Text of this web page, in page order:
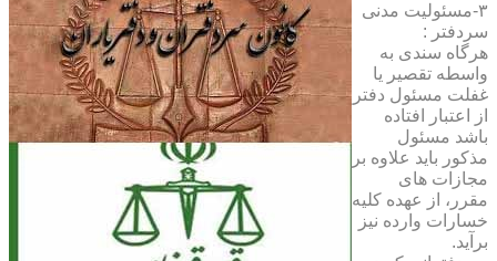
۳-مسئولیت مدنی
سردفتر :
هرگاه سندی به
واسطه تقصیر یا
غفلت مسئول دفتر
از اعتبار افتاده
باشد مسئول
مذکور باید علاوه بر
مجازات های
مقرر، از عهده کلیه
خسارات وارده نیز
برآید.